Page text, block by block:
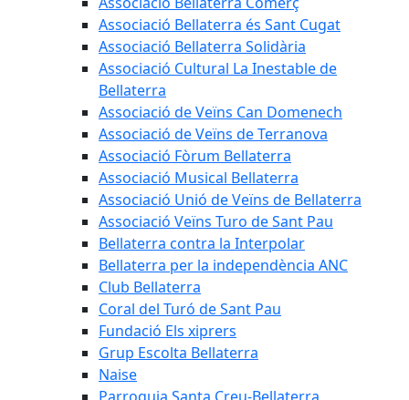
Associació Bellaterra és Sant Cugat
Associació Bellaterra Solidària
Associació Cultural La Inestable de
Bellaterra
Associació de Veïns Can Domenech
Associació de Veïns de Terranova
Associació Fòrum Bellaterra
Associació Musical Bellaterra
Associació Unió de Veïns de Bellaterra
Associació Veïns Turo de Sant Pau
Bellaterra contra la Interpolar
Bellaterra per la independència ANC
Club Bellaterra
Coral del Turó de Sant Pau
Fundació Els xiprers
Grup Escolta Bellaterra
Naise